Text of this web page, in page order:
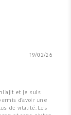
19/02/26
et je suis
d'avoir une
de vitalité. Les